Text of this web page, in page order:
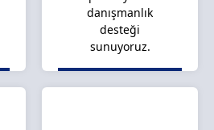
danışmanlık
desteği
sunuyoruz.